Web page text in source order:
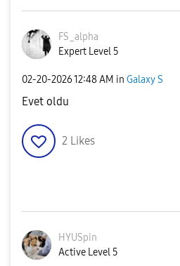
FS_alpha
Expert Level 5
‎02-20-202612:48 AM in Galaxy S
Evet oldu
2 Likes
HYUSpin
Active Level 5